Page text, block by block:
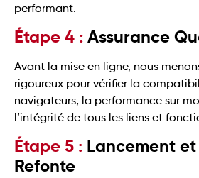
performant.
Étape 4 : Assurance
Avant la mise en ligne, nous
rigoureux pour vérifier la
navigateurs, la performance sur
l’intégrité de tous les liens et
Étape 5 : Lancement
Refonte